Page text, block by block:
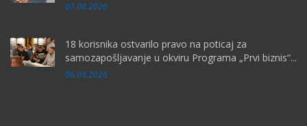
07.08.2026
18 korisnika ostvarilo pravo na poticaj za
samozapošljavanje u okviru Programa „Prvi biznis“...
06.08.2026